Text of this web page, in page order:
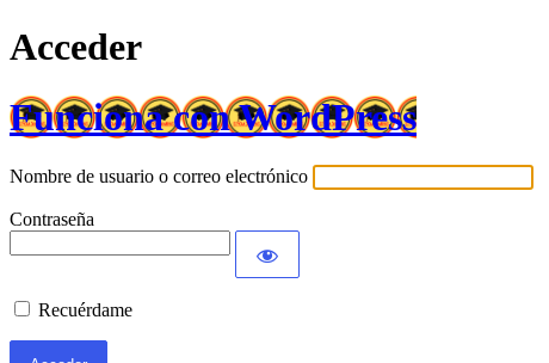
Acceder
Funciona con WordPress
Nombre de usuario o correo electrónico
Contraseña
Recuérdame